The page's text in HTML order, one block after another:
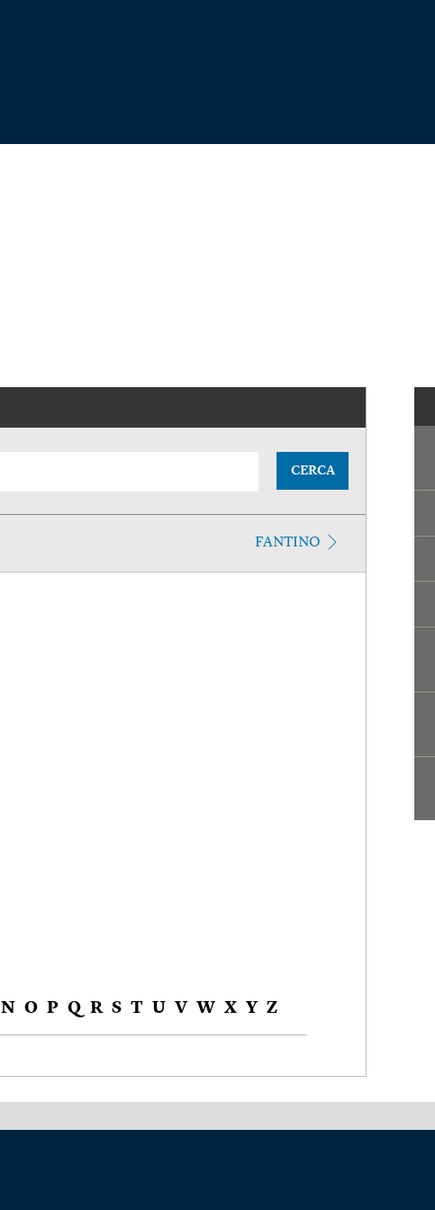
CERCA
FANTINO
N O P Q R S T U V W X Y Z